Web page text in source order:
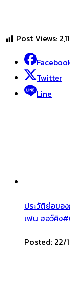
Post Views:
Twitter
Line
ประวัติย่อขอ
เฟน ฮอว์คิง
Posted: 22/